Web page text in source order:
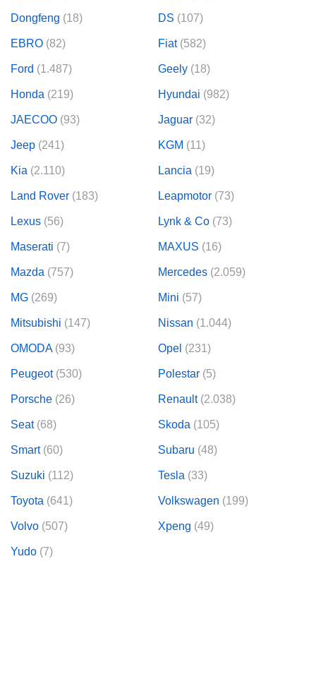
Dongfeng (18) DS (107)
EBRO (82) Fiat(582)
Ford (1.487) Geely (18)
Honda (219) Hyundai (982)
JAECOO (93) Jaguar (32)
Jeep (241) KGM (11)
Kia (2.110) Lancia (19)
Land Rover (183) Leapmotor (73)
Lexus (56) Lynk & Co (73)
Maserati (7) MAXUS (16)
Mazda (757) Mercedes (2.059)
MG (269) Mini (57)
Mitsubishi (147) Nissan (1.044)
OMODA(93) Opel (231)
Peugeot(530) Polestar (5)
Porsche (26) Renault(2.038)
Seat(68) Skoda (105)
Smart(60) Subaru (48)
Suzuki (112) Tesla (33)
Toyota (641) Volkswagen (199)
Volvo (507) Xpeng (49)
Yudo (7)